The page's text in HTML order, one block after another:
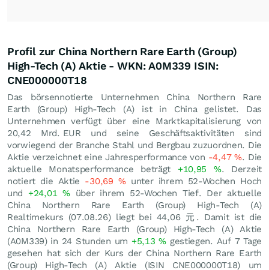
Profil zur China Northern Rare Earth (Group)
High-Tech (A) Aktie - WKN: A0M339 ISIN:
CNE000000T18
Das börsennotierte Unternehmen China Northern Rare
Earth (Group) High-Tech (A) ist in China gelistet. Das
Unternehmen verfügt über eine Marktkapitalisierung von
20,42 Mrd. EUR und seine Geschäftsaktivitäten sind
vorwiegend der Branche Stahl und Bergbau zuzuordnen. Die
Aktie verzeichnet eine Jahresperformance von -4,47%. Die
aktuelle Monatsperformance beträgt +10,95 %. Derzeit
notiert die Aktie -30,69 %unter ihrem 52-Wochen Hoch
und +24,01%über ihrem 52-Wochen Tief. Der aktuelle
China Northern Rare Earth (Group) High-Tech (A)
Realtimekurs (07.08.26) liegt bei 44,06 元 . Damit ist die
China Northern Rare Earth (Group) High-Tech (A) Aktie
(A0M339) in 24 Stunden um +5,13% gestiegen. Auf 7 Tage
gesehen hat sich der Kurs der China Northern Rare Earth
(Group) High-Tech (A) Aktie (ISIN CNE000000T18) um